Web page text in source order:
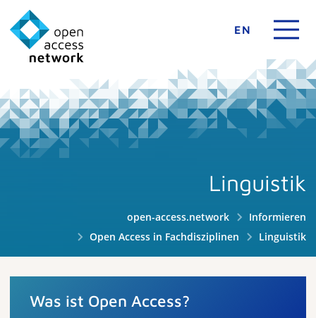
EN
Linguistik
open-access.network
Informieren
Open Access in Fachdisziplinen
Linguistik
Was ist Open Access?